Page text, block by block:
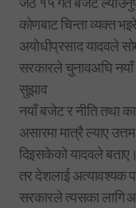
कोणबाट चिन्ता व्यक्त
अयोधीप्रसाद यादवले
सरकारले चुनावअघि
सुझाव
नयाँ बजेट र नीति तथा
असारमा मात्रै ल्याए
दिइसकेको यादवले बताए।
तर देशलाई अत्यावश्यक
सरकारले त्यसका लागि